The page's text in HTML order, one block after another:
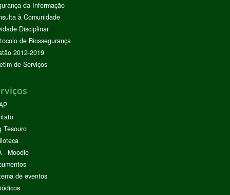
da Informação
à Comunidade
Disciplinar
de Biossegurança
2012-2019
de Serviços
Tesouro
- Moodle
de eventos